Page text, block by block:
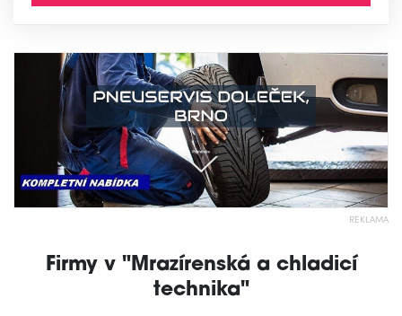
REKLAMA
Firmy v "Mrazírenská a chladicí
technika"